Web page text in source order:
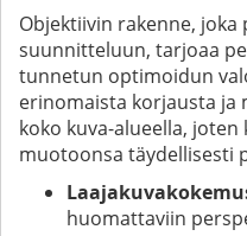
Objektiivin rakenne, joka
suunnitteluun, tarjoaa
tunnetun optimoidun
erinomaista korjausta ja
koko kuva-alueella,
muotoonsa täydellisesti
huomattaviin